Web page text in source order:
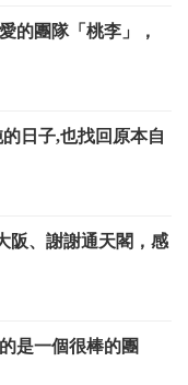
的團隊「桃李」，
日子,也找回原本自
阪、謝謝通天閣，感
是一個很棒的團